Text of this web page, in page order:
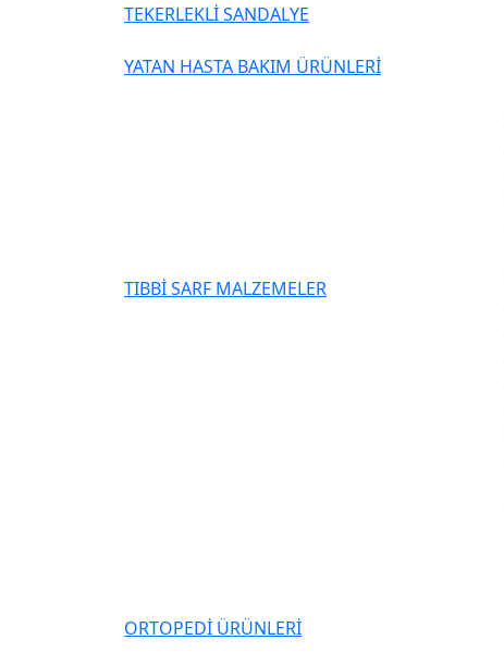
TEKERLEKLİ SANDALYE
YATAN HASTA BAKIM ÜRÜNLERİ
TIBBİ SARF MALZEMELER
ORTOPEDİ ÜRÜNLERİ